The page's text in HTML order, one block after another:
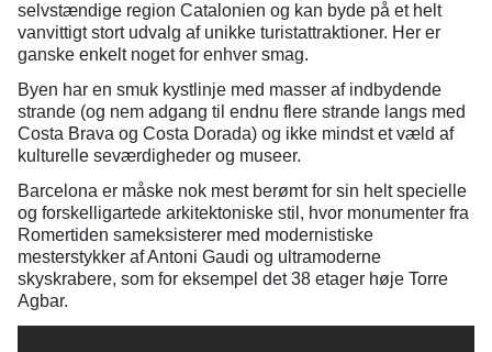
selvstændige region Catalonien og kan byde på et helt
vanvittigt stort udvalg af unikke turistattraktioner. Her er
ganske enkelt noget for enhver smag.
Byen har en smuk kystlinje med masser af indbydende
strande (og nem adgang til endnu flere strande langs med
Costa Brava og Costa Dorada) og ikke mindst et væld af
kulturelle seværdigheder og museer.
Barcelona er måske nok mest berømt for sin helt specielle
og forskelligartede arkitektoniske stil, hvor monumenter fra
Romertiden sameksisterer med modernistiske
mesterstykker af Antoni Gaudi og ultramoderne
skyskrabere, som for eksempel det 38 etager høje Torre
Agbar.